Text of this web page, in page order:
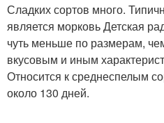
Сладких сортов много.
является морковь Детская
чуть меньше по размерам,
вкусовым и иным
Относится к среднеспелым
около 130 дней.